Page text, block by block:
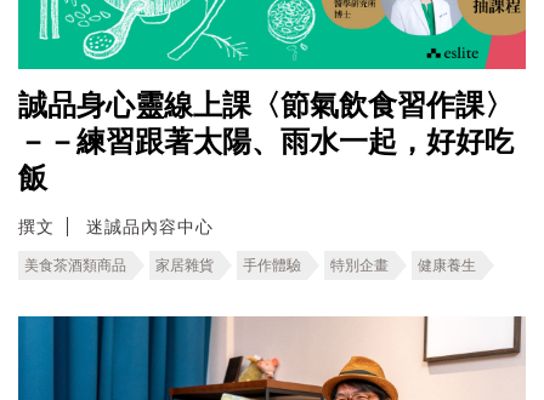
誠品身心靈線上課〈節氣飲食習作課〉
－－練習跟著太陽、雨水一起，好好吃
飯
撰文 迷誠品內容中心
美食茶酒類商品 家居雜貨 手作體驗 特別企畫 健康養生